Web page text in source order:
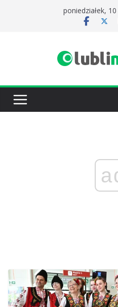
poniedziałek,